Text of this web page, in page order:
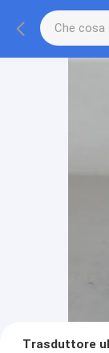
Trasduttore